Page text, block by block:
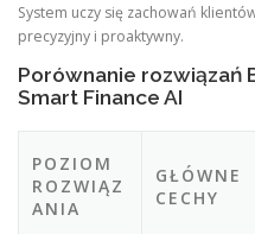
System uczy się zachowań
precyzyjny i proaktywny.
Porównanie rozwiązań
Smart Finance AI
POZIOM
ROZWIĄZ
ANIA
GŁÓWNE
CECHY